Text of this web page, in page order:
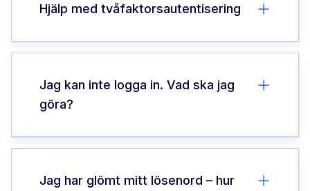
Hjälp med tvåfaktorsautentisering
Jag kan inte logga in. Vad ska jag
göra?
Jag har glömt mitt lösenord – hur